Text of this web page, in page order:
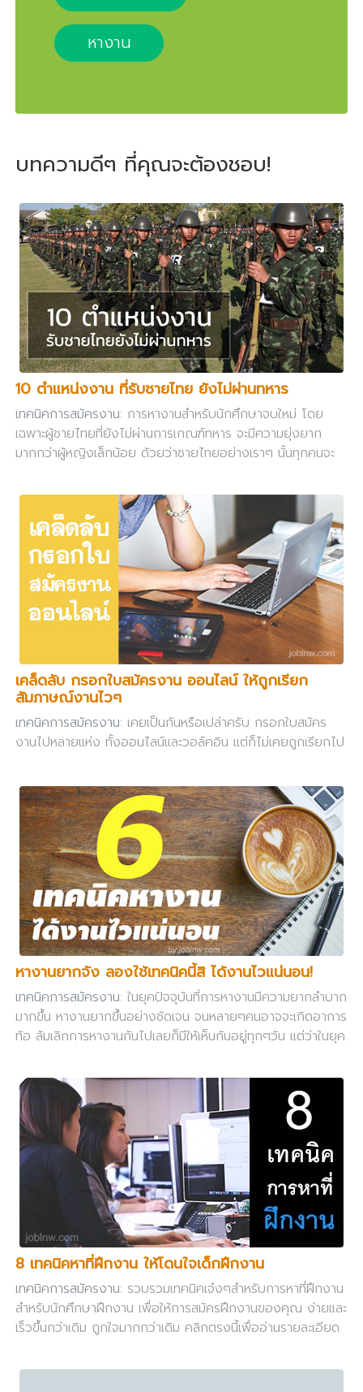
หางาน
บทความดีๆ ที่คุณจะต้องชอบ!
10 ตำแหน่งงาน ที่รับชายไทย ยังไม่ผ่านทหาร
เทคนิคการสมัครงาน: การหางานสำหรับนักศึกษาจบใหม่ โดย
เฉพาะผู้ชายไทยที่ยังไม่ผ่านการเกณฑ์ทหาร จะมีความยุ่งยาก
มากกว่าผู้หญิงเล็กน้อย ด้วยว่าชายไทยอย่างเราๆ นั้นทุกคนจะ
เคล็ดลับ กรอกใบสมัครงาน ออนไลน์ ให้ถูกเรียก
สัมภาษณ์งานไวๆ
เทคนิคการสมัครงาน: เคยเป็นกันหรือเปล่าครับ กรอกใบสมัคร
งานไปหลายแห่ง ทั้งออนไลน์และวอล์คอิน แต่ก็ไม่เคยถูกเรียกไป
งานซะงั้น
หางานยากจัง ลองใช้เทคนิคนี้สิ ได้งานไวแน่นอน!
เทคนิคการสมัครงาน: ในยุคปัจจุบันที่การหางานมีความยากลำบาก
มากขึ้น หางานยากขึ้นอย่างชัดเจน จนหลายๆคนอาจจะเกิดอาการ
ท้อ ล้มเลิกการหางานกันไปเลยก็มีให้เห็นกันอยู่ทุกๆวัน แต่ว่าในยุค
8 เทคนิคหาที่ฝึกงาน ให้โดนใจเด็กฝึกงาน
เทคนิคการสมัครงาน: รวบรวมเทคนิคเจ๋งๆสำหรับการหาที่ฝึกงาน
สำหรับนักศึกษาฝึกงาน เพื่อให้การสมัครฝึกงานของคุณ ง่ายและ
เร็วขึ้นกว่าเดิม ถูกใจมากกว่าเดิม คลิกตรงนี้เพื่ออ่านรายละเอียด